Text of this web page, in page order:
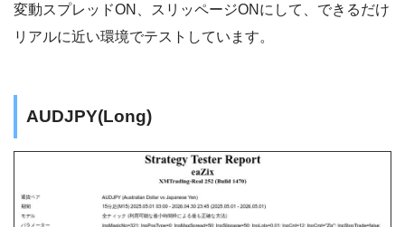
変動スプレッドON、スリッページONにして、できるだけ
リアルに近い環境でテストしています。
AUDJPY(Long)